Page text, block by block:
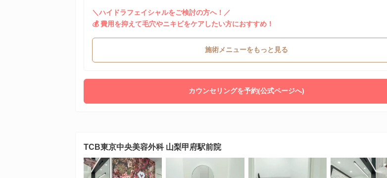
＼ハイドラフェイシャルをご検討の方へ！／
💰 費用を抑えて毛穴やニキビをケアしたい方におすすめ！
施術メニューをもっと見る
カウンセリングを予約(公式ページへ)
TCB東京中央美容外科 山梨甲府駅前院